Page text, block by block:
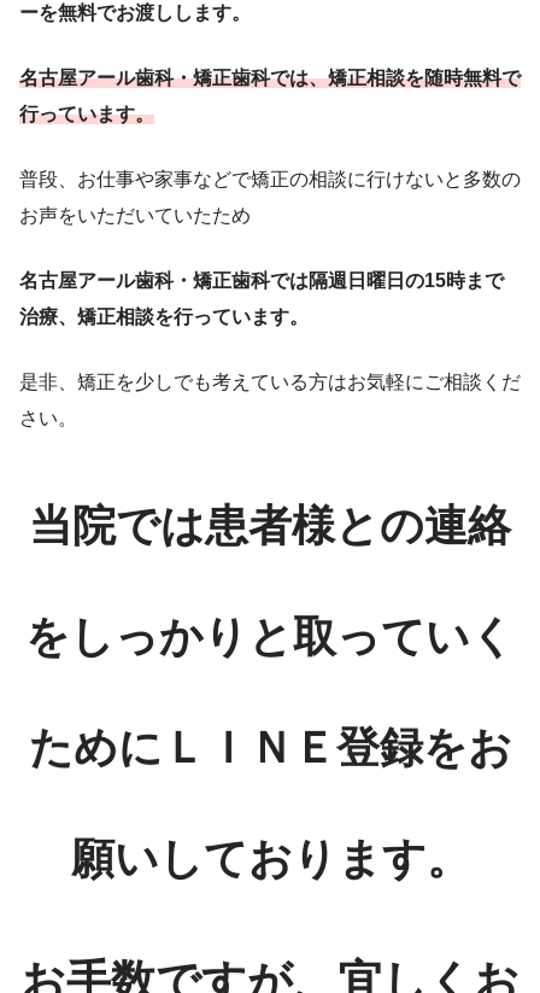
ーを無料でお渡しします。
名古屋アール歯科・矯正歯科では、矯正相談を随時無料で
行っています。
普段、お仕事や家事などで矯正の相談に行けないと多数の
お声をいただいていたため
名古屋アール歯科・矯正歯科では隔週日曜日の15時まで
治療、矯正相談を行っています。
是非、矯正を少しでも考えている方はお気軽にご相談くだ
さい。
当院では患者様との連絡
をしっかりと取っていく
ためにＬＩＮＥ登録をお
願いしております。
お手数ですが、宜しくお